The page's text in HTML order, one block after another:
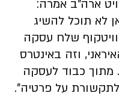
ארה"ב אמרה:
לא תוכל להשיג
שלח עסקה
וזה באינטרס
כבוד לעסקה
על פרטיה".